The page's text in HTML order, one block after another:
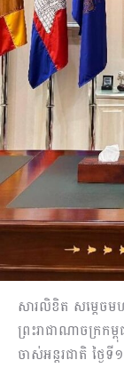
សារលិខិត សម្តេចម
ព្រះរាជាណាចក្រក
ចាស់អន្តរជាតិ ថ្ងៃ